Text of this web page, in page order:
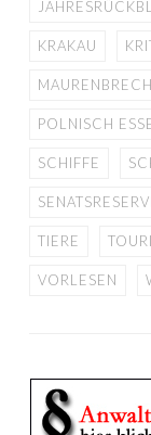
KRAKAU
POLNISCH
SCHIFFE
TIERE
VORLESEN